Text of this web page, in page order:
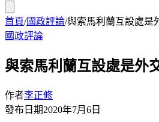
首頁/國政評論/與索馬利蘭互設處是
國政評論
與索馬利蘭互設處是外
作者李正修
發布日期2020年7月6日